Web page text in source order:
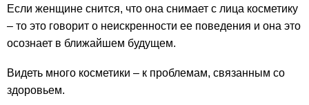
Если женщине снится, что она снимает с лица косметику
– то это говорит о неискренности ее поведения и она это
осознает в ближайшем будущем.
Видеть много косметики – к проблемам, связанным со
здоровьем.